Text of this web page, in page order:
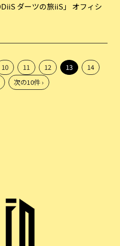
ダーツの旅iiS」 オフィシ
10 11 12 13
14
次の10件 ›